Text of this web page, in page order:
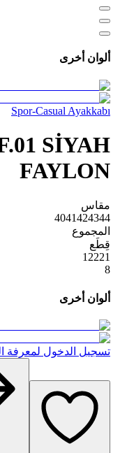
ألوان أخرى
Spor-Casual Ayakkabı
SİYAH
FAYLON
مقاس
4041424344
المجموع
قِطَع
12221
8
ألوان أخرى
تسجيل الدخول لمعرفة